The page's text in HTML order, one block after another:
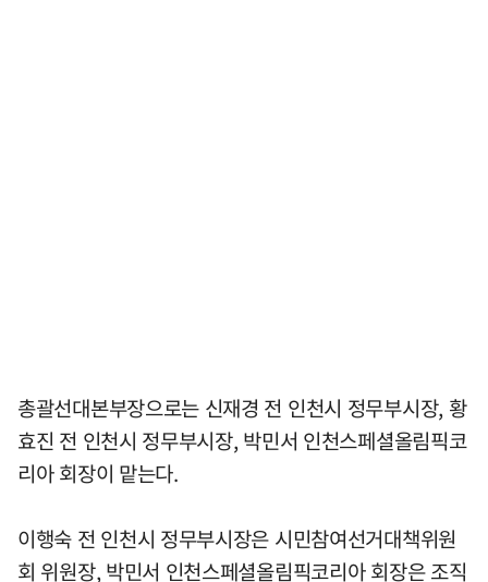
총괄선대본부장으로는 신재경 전 인천시 정무부시장, 황
효진 전 인천시 정무부시장, 박민서 인천스페셜올림픽코
리아 회장이 맡는다.
이행숙 전 인천시 정무부시장은 시민참여선거대책위원
회 위원장, 박민서 인천스페셜올림픽코리아 회장은 조직